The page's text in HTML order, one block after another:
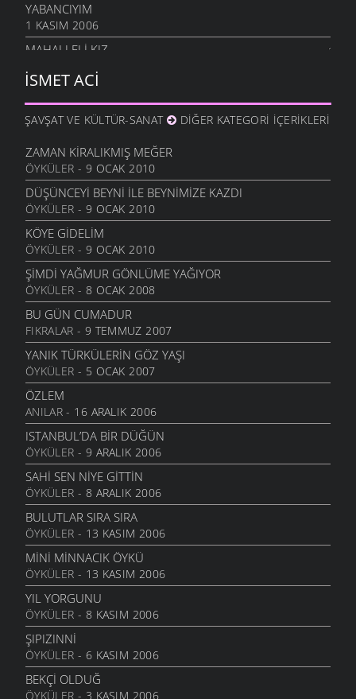
YABANCIYIM
1 KASIM 2006
MAHALLELI KIZ
ÇOCUKLAR AĞLADILAR
3 EYLÜL 2006
SEVEMEM
13 HAZIRAN 2006
DÖNELIM
13 HAZIRAN 2006
İKI ÇIPLAK
13 HAZIRAN 2006
ANLAYAMADIM
13 HAZIRAN 2006
TEZAT
13 HAZIRAN 2006
ÇEKERIZ
2 HAZIRAN 2006
GURBET
25 MAYIS 2006
YOKSULLUK
24 MAYIS 2006
MEMLEKET HASRETI
24 MAYIS 2006
UMUT TRENI
16 MAYIS 2006
GÖÇSEL SÖYLEŞI
16 MAYIS 2006
MOR DÜŞLER
16 MAYIS 2006
BİR KADEH ŞARABA GİBİ
13 MAYIS 2006
SENI SEVMEKTEN KORKMUYORUM
5 MAYIS 2006
İSMET ACI
ŞAVŞAT VE KÜLTÜR-SANAT DIĞER KATEGORI İÇERIKLERI
ZAMAN KIRALIKMIŞ MEĞER
ÖYKÜLER - 9 OCAK 2010
DÜŞÜNCEYI BEYNI İLE BEYNIMIZE KAZDI
ÖYKÜLER - 9 OCAK 2010
KÖYE GIDELIM
ÖYKÜLER - 9 OCAK 2010
ŞIMDI YAĞMUR GÖNLÜME YAĞIYOR
ÖYKÜLER - 8 OCAK 2008
BU GÜN CUMADUR
FIKRALAR - 9 TEMMUZ 2007
YANIK TÜRKÜLERIN GÖZ YAŞI
ÖYKÜLER - 5 OCAK 2007
ÖZLEM
ANILAR- 16 ARALIK 2006
ISTANBUL’DA BIR DÜĞÜN
ÖYKÜLER - 9 ARALIK 2006
SAHI SEN NIYE GITTIN
ÖYKÜLER - 8 ARALIK 2006
BULUTLAR SIRA SIRA
ÖYKÜLER - 13 KASIM 2006
MINI MINNACIK ÖYKÜ
ÖYKÜLER - 13 KASIM 2006
YIL YORGUNU
ÖYKÜLER - 8 KASIM 2006
ŞIPIZINNI
ÖYKÜLER - 6 KASIM 2006
BEKÇI OLDUĞ
ÖYKÜLER - 3 KASIM 2006